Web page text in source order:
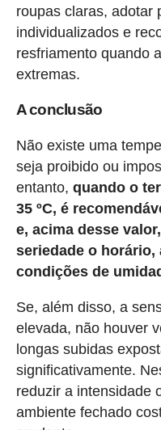
roupas claras, adotar
individualizados e
resfriamento quando
extremas.
A conclusão
Não existe uma
seja proibido ou
entanto, quando o
35 ºC, é
e, acima desse
seriedade o horário,
condições de
Se, além disso, a
elevada, não houver
longas subidas
significativamente.
reduzir a intensidade
ambiente fechado